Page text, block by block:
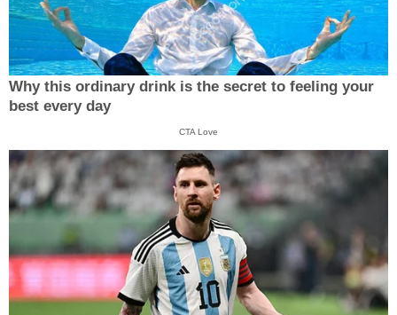
Why this ordinary drink is the secret to feeling your
best every day
CTA Love